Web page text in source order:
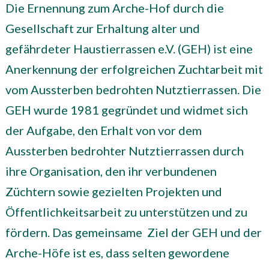
Die Ernennung zum Arche-Hof durch die
Gesellschaft zur Erhaltung alter und
gefährdeter Haustierrassen e.V. (GEH) ist eine
Anerkennung der erfolgreichen Zuchtarbeit mit
vom Aussterben bedrohten Nutztierrassen. Die
GEH wurde 1981 gegründet und widmet sich
der Aufgabe, den Erhalt von vor dem
Aussterben bedrohter Nutztierrassen durch
ihre Organisation, den ihr verbundenen
Züchtern sowie gezielten Projekten und
Öffentlichkeitsarbeit zu unterstützen und zu
fördern. Das gemeinsame Ziel der GEH und der
Arche-Höfe ist es, dass selten gewordene